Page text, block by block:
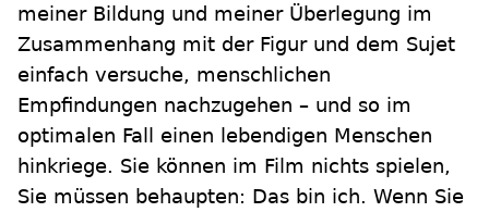
meiner Bildung und meiner Überlegung im
Zusammenhang mit der Figur und dem Sujet
einfach versuche, menschlichen
Empfindungen nachzugehen – und so im
optimalen Fall einen lebendigen Menschen
hinkriege. Sie können im Film nichts spielen,
Sie müssen behaupten: Das bin ich. Wenn Sie